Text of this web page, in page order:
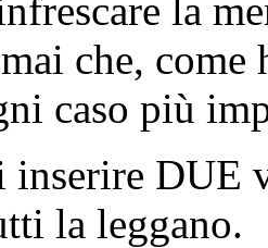
la
che,
caso più
DUE
la leggano.